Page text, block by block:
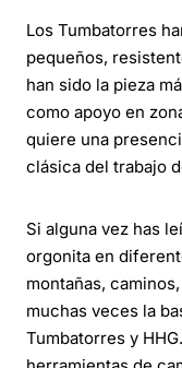
Los Tumbatorres
pequeños,
han sido la pieza
como apoyo en
quiere una
clásica del trabajo
Si alguna vez has
orgonita en
montañas,
muchas veces la
Tumbatorres y